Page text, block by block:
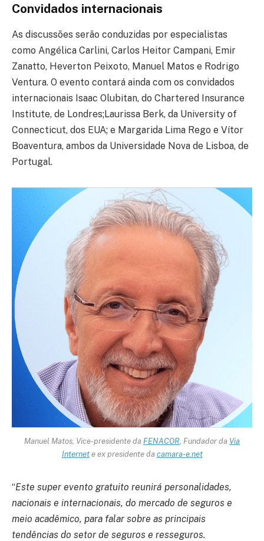
Convidados internacionais
As discussões serão conduzidas por especialistas
como Angélica Carlini, Carlos Heitor Campani, Emir
Zanatto, Heverton Peixoto, Manuel Matos e Rodrigo
Ventura. O evento contará ainda com os convidados
internacionais Isaac Olubitan, do Chartered Insurance
Institute, de Londres;Laurissa Berk, da University of
Connecticut, dos EUA; e Margarida Lima Rego e Vítor
Boaventura, ambos da Universidade Nova de Lisboa, de
Portugal.
Manuel Matos, Vice-presidente da FENACOR , Fundador da Via
Internete ex presidente dacamara-e.net
“Este super evento gratuito reunirá personalidades,
nacionais e internacionais, do mercado de seguros e
meio acadêmico, para falar sobre as principais
tendências do setor de seguros e resseguros.